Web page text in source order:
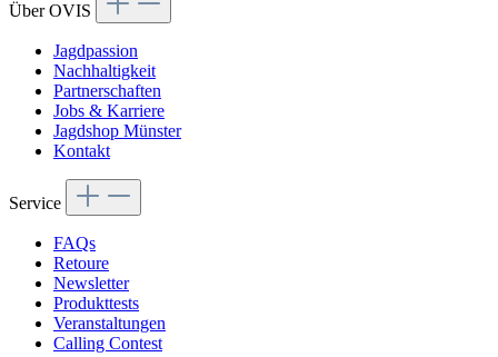
Über OVIS
Jagdpassion
Nachhaltigkeit
Partnerschaften
Jobs & Karriere
Jagdshop Münster
Kontakt
Service
FAQs
Retoure
Newsletter
Produkttests
Veranstaltungen
Calling Contest